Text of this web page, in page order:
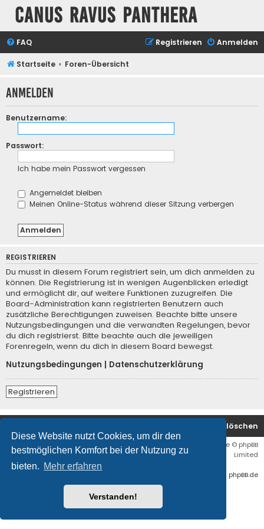
Diese Website nutzt Cookies, um dir den
bestmöglichen Komfort bei der Nutzung zu
bieten. Mehr erfahren
Verstanden!
Canus Ravus Panthera
FAQ Anmelden
Registrieren
Startseite Foren-Übersicht
Anmelden
Benutzername:
Passwort:
Ich habe mein Passwort vergessen
Angemeldet bleiben
Meinen Online-Status während dieser Sitzung verbergen
REGISTRIEREN
Du musst in diesem Forum registriert sein, um dich anmelden zu
können. Die Registrierung ist in wenigen Augenblicken erledigt
und ermöglicht dir, auf weitere Funktionen zuzugreifen. Die
Board-Administration kann registrierten Benutzern auch
zusätzliche Berechtigungen zuweisen. Beachte bitte unsere
Nutzungsbedingungen und die verwandten Regelungen, bevor
du dich registrierst. Bitte beachte auch die jeweiligen
Forenregeln, wenn du dich in diesem Board bewegst.
Nutzungsbedingungen
Datenschutzerklärung
Registrieren
Alle Cookies löschen
Flat Style by Ian Bradley • Powered by
® Forum Software © phpBB
Limited
phpBB.de